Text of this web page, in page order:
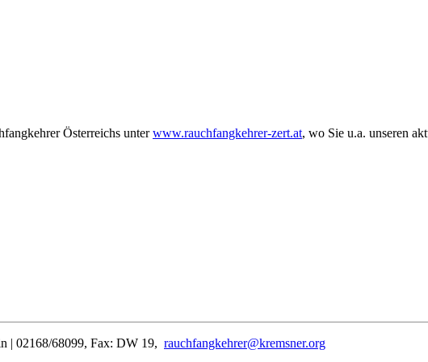
Österreichs unterwww.rauchfangkehrer-zert.at, wo Sie u.a. unseren
| 02168/68099, Fax: DW 19, rauchfangkehrer@kremsner.org